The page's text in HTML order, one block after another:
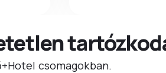
csomagokban.